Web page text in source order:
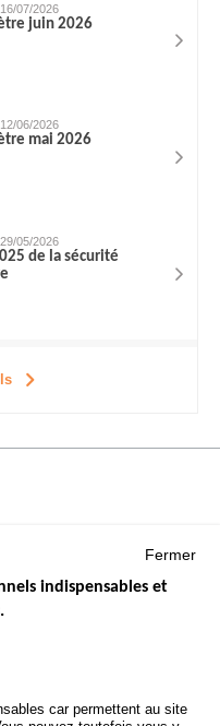
07/2026
juin 2026
06/2026
mai 2026
05/2026
de la sécurité
DES ACCIDENTS DE
Fermer
indispensables et
car permettent au site